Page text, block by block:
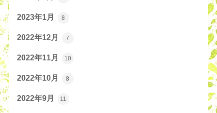
2023年1月 8
2022年12月 7
2022年11月 10
2022年10月 8
2022年9月 11